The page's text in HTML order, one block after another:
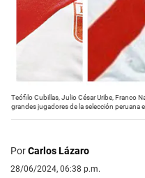
Teófilo Cubillas, Julio César Uribe, Franco
grandes jugadores de la selección peruana
PorCarlos Lázaro
28/06/2024, 06:38 p.m.